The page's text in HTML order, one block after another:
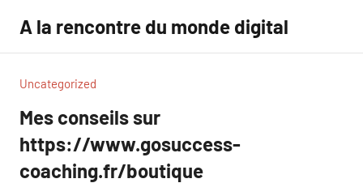
contenu
A la rencontre du monde digital
Uncategorized
Mes conseils sur
https://www.gosuccess-
coaching.fr/boutique